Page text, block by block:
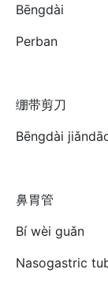
Bēngdài
Perban
绷带剪刀
Bēngdài
鼻胃管
Bí wèi guǎn
Nasogastric